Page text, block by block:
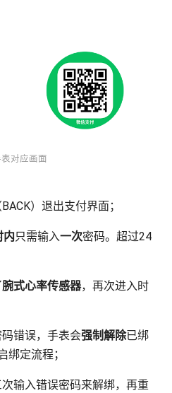
对应画面
）退出支付界面；
内只需输入一次密码。超过24
式心率传感器，再次进入时
错误，手表会强制解除已绑
绑定流程；
输入错误密码来解绑，再重